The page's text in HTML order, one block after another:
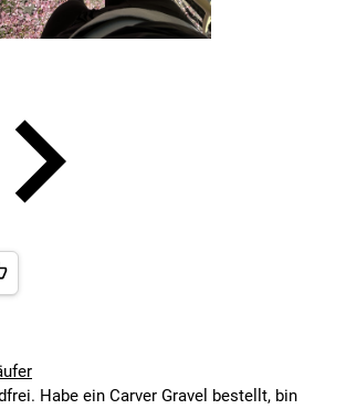
Habe ein Carver Gravel bestellt, bin